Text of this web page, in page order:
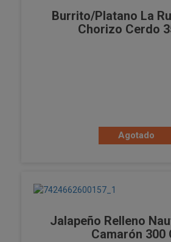
Burrito/platano La
Chorizo Cerdo
Agotado
Jalapeño Relleno
Camarón 300